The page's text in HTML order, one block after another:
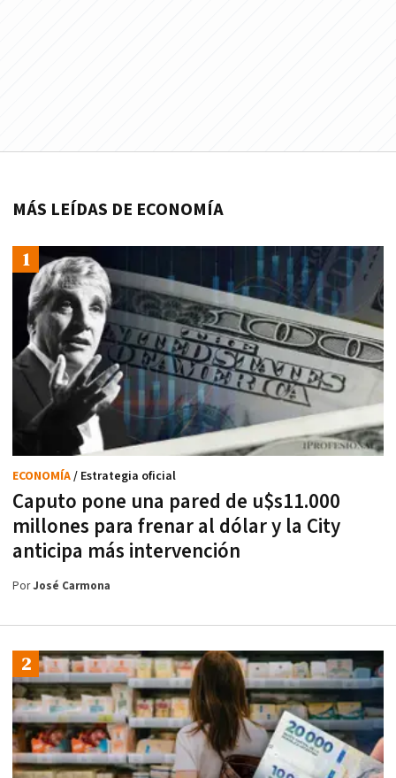
MÁS LEÍDAS DE ECONOMÍA
Caputo pone una pared de u$s11.000
millones para frenar al dólar y la City
anticipa más intervención
ECONOMÍA/ Estrategia oficial
PorJosé Carmona